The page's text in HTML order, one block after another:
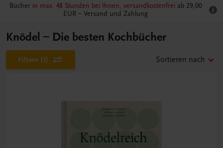
Bücher in max. 48 Stunden bei Ihnen, versandkostenfrei ab 29,00
EUR – Versand und Zahlung
Knödel – Die besten Kochbücher
Filtern (1) Sortieren nach